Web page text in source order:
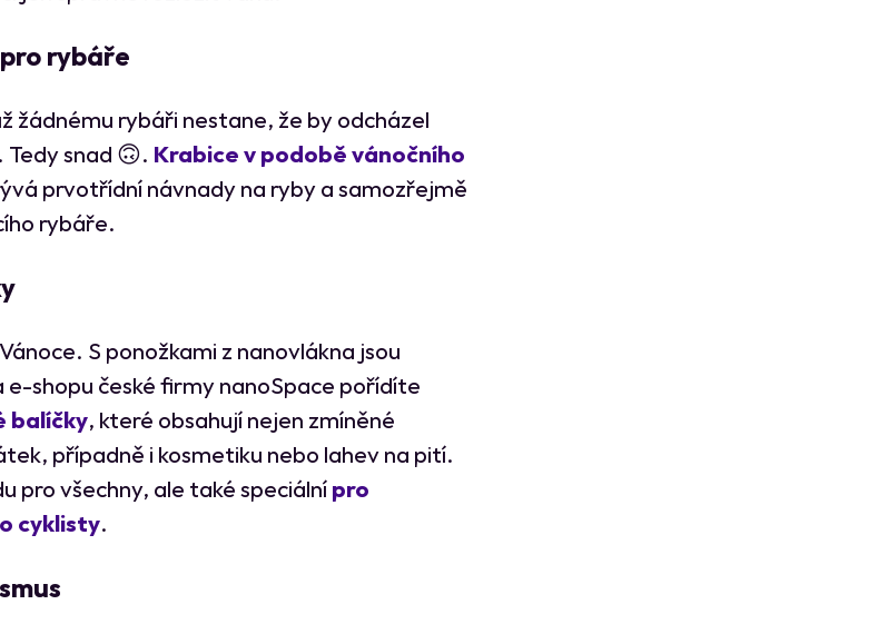
rybáře
žádnému rybáři nestane, že by odcházel
Tedy snad 🙃. Krabice v podobě vánočního
prvotřídní návnady na ryby a samozřejmě
rybáře.
S ponožkami z nanovlákna jsou
e-shopu české firmy nanoSpace pořídíte
balíčky, které obsahují nejen zmíněné
případně i kosmetiku nebo lahev na pití.
pro všechny, ale také speciálnípro
cyklisty.